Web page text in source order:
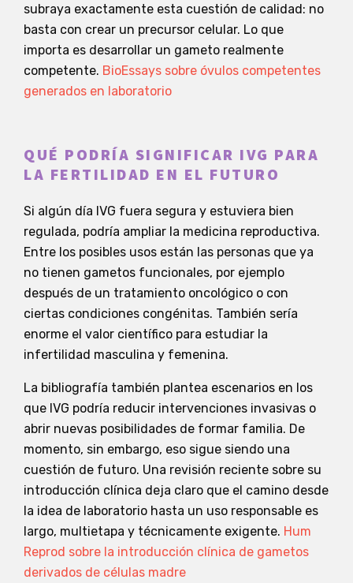
subraya exactamente esta cuestión de calidad: no
basta con crear un precursor celular. Lo que
importa es desarrollar un gameto realmente
competente. BioEssays sobre óvulos competentes
generados en laboratorio
QUÉ PODRÍA SIGNIFICAR IVG PARA
LA FERTILIDAD EN EL FUTURO
Si algún día IVG fuera segura y estuviera bien
regulada, podría ampliar la medicina reproductiva.
Entre los posibles usos están las personas que ya
no tienen gametos funcionales, por ejemplo
después de un tratamiento oncológico o con
ciertas condiciones congénitas. También sería
enorme el valor científico para estudiar la
infertilidad masculina y femenina.
La bibliografía también plantea escenarios en los
que IVG podría reducir intervenciones invasivas o
abrir nuevas posibilidades de formar familia. De
momento, sin embargo, eso sigue siendo una
cuestión de futuro. Una revisión reciente sobre su
introducción clínica deja claro que el camino desde
la idea de laboratorio hasta un uso responsable es
largo, multietapa y técnicamente exigente. Hum
Reprod sobre la introducción clínica de gametos
derivados de células madre